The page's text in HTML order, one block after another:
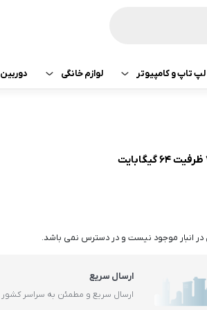
لپ تاپ و کامپیوتر لوازم خانگی
آبمیوه گیری
دوربین
انبار موجود نیست و در دسترس نمی باشد.
ارسال سریع
ارسال سریع و مطمئن به سراسر کشور